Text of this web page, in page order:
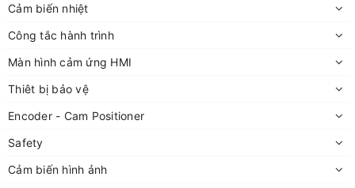
Cảm biến nhiệt
Công tắc hành trình
Màn hình cảm ứng HMI
Thiêt bị bảo vệ
Encoder - Cam Positioner
Safety
Cảm biến hình ảnh